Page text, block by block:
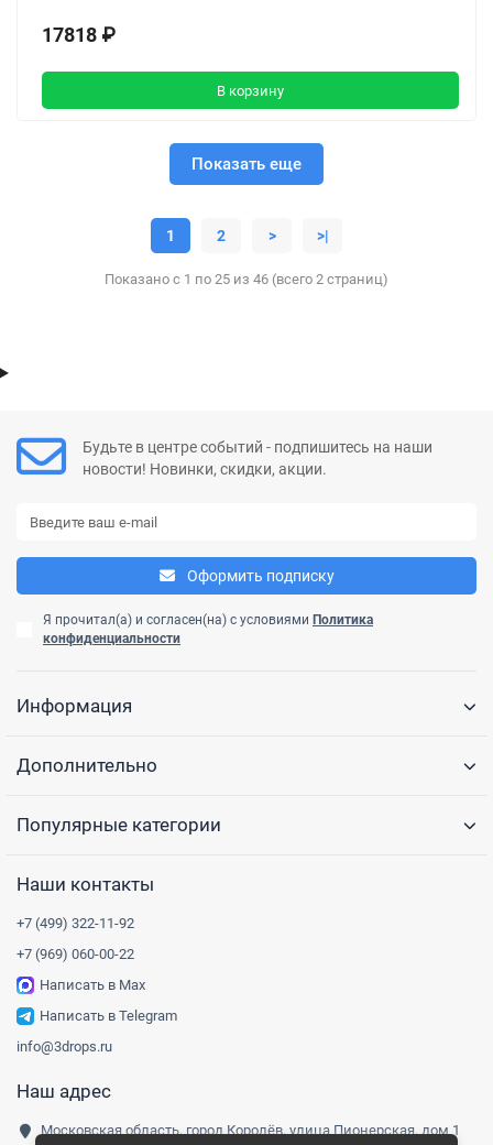
17818 ₽
В корзину
Показать еще
1 2 > >|
Показано с 1 по 25 из 46 (всего 2 страниц)
Будьте в центре событий - подпишитесь на наши
новости! Новинки, скидки, акции.
Оформить подписку
Я прочитал(а) и согласен(на) с условиями Политика
конфиденциальности
Информация
Дополнительно
Популярные категории
Наши контакты
+7 (499) 322-11-92
+7 (969) 060-00-22
Написать в Max
Написать в Telegram
info@3drops.ru
Наш адрес
Московская область, город Королёв, улица Пионерская, дом 1